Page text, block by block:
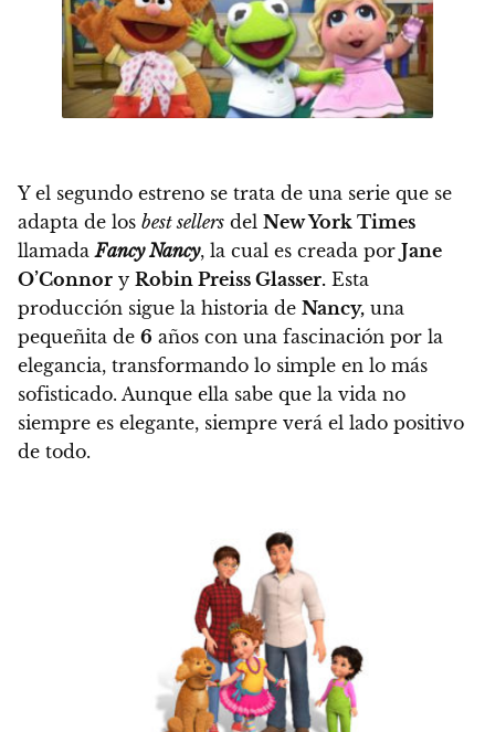
Y el segundo estreno se trata de una serie que se
adapta de los best sellers del New York Times
llamadaFancy Nancy, la cual es creada por Jane
O’Connor y Robin Preiss Glasser. Esta
producción sigue la historia de Nancy, una
pequeñita de 6 años con una fascinación por la
elegancia, transformando lo simple en lo más
sofisticado. Aunque ella sabe que la vida no
siempre es elegante, siempre verá el lado positivo
de todo.